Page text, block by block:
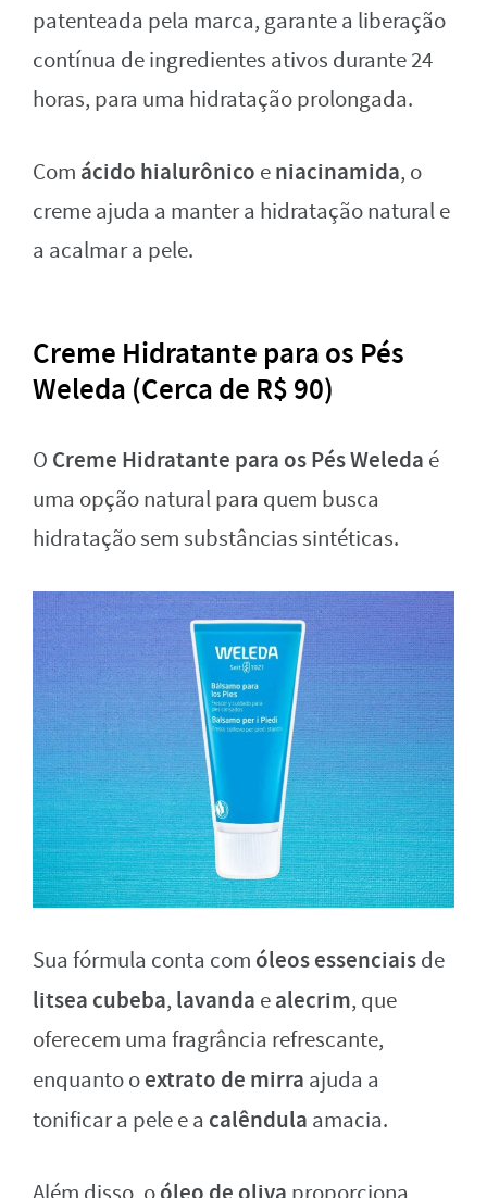
patenteada pela marca, garante a liberação
contínua de ingredientes ativos durante 24
horas, para uma hidratação prolongada.
Com ácido hialurônico eniacinamida, o
creme ajuda a manter a hidratação natural e
a acalmar a pele.
Creme Hidratante para os Pés
Weleda (Cerca de R$ 90)
O Creme Hidratante para os Pés Weleda é
uma opção natural para quem busca
hidratação sem substâncias sintéticas.
Sua fórmula conta com óleos essenciaisde
litsea cubeba, lavanda ealecrim, que
oferecem uma fragrância refrescante,
enquanto oextrato de mirra ajuda a
tonificar a pele e a calêndula amacia.